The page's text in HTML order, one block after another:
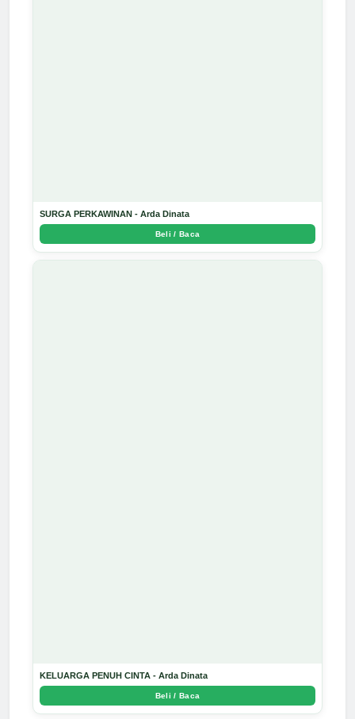
SURGA PERKAWINAN - Arda Dinata
Beli / Baca
KELUARGA PENUH CINTA - Arda Dinata
Beli / Baca